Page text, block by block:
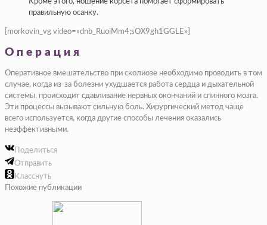
Кроме этого, ношение корсета помогает сформировать
правильную осанку.
[morkovin_vg video=»dnb_RuoiMm4;sOX9gh1GGLE»]
Операция
Оперативное вмешательство при сколиозе необходимо проводить в том
случае, когда из-за болезни ухудшается работа сердца и дыхательной
системы, происходит сдавливание нервных окончаний и спинного мозга.
Эти процессы вызывают сильную боль. Хирургический метод чаще
всего используется, когда другие способы лечения оказались
неэффективными.
Поделиться
Отправить
Класснуть
Похожие публикации